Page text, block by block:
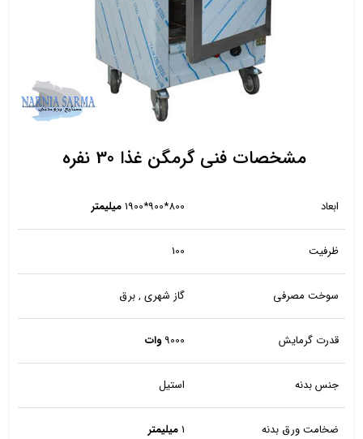
مشخصات فنی گرمگن غذا 30 نفره
ابعاد 800*900*1900 میلیمتر
ظرفیت 100
سوخت مصرفی گاز شهری , برق
قدرت گرمایش 9000 وات
جنس بدنه استیل
ضخامت ورق بدنه 1میلیمتر